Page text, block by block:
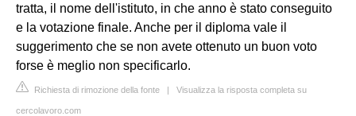
tratta, il nome dell'istituto, in che anno è stato conseguito
e la votazione finale. Anche per il diploma vale il
suggerimento che se non avete ottenuto un buon voto
forse è meglio non specificarlo.
Richiesta di rimozione della fonte | Visualizza la risposta completa su
cercolavoro.com